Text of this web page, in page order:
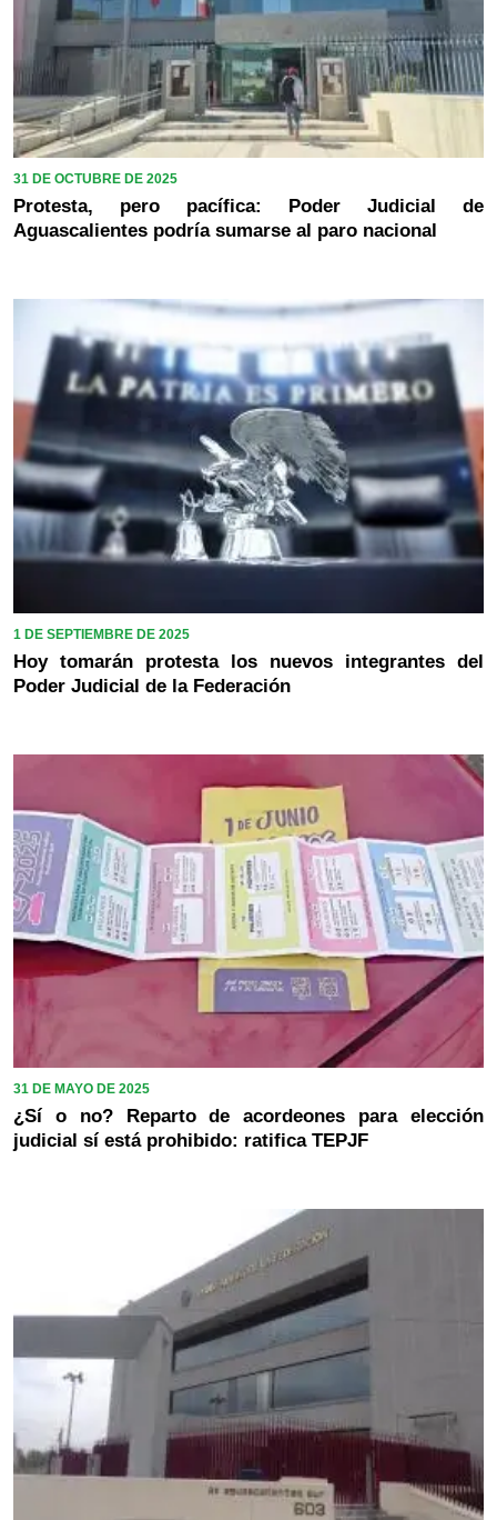
31 DE OCTUBRE DE 2025
Protesta, pero pacífica: Poder Judicial de
Aguascalientes podría sumarse al paro nacional
1 DE SEPTIEMBRE DE 2025
Hoy tomarán protesta los nuevos integrantes del
Poder Judicial de la Federación
31 DE MAYO DE 2025
¿Sí o no? Reparto de acordeones para elección
judicial sí está prohibido: ratifica TEPJF